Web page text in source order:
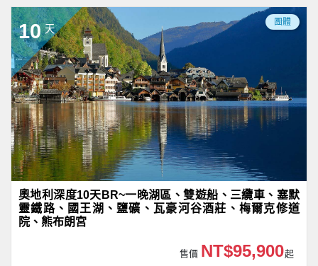
10 天
團體
奧地利深度10天BR~一晚湖區、雙遊船、三纜車、塞默
靈鐵路、國王湖、鹽礦、瓦豪河谷酒莊、梅爾克修道
院、熊布朗宮
售價 NT$95,900起